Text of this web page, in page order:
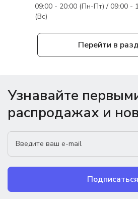
Перейти в
09:00 - 20:00 (Пн-Пт) / 09:00 -
(Вс)
Узнавайте
распродажах и
Подписаться